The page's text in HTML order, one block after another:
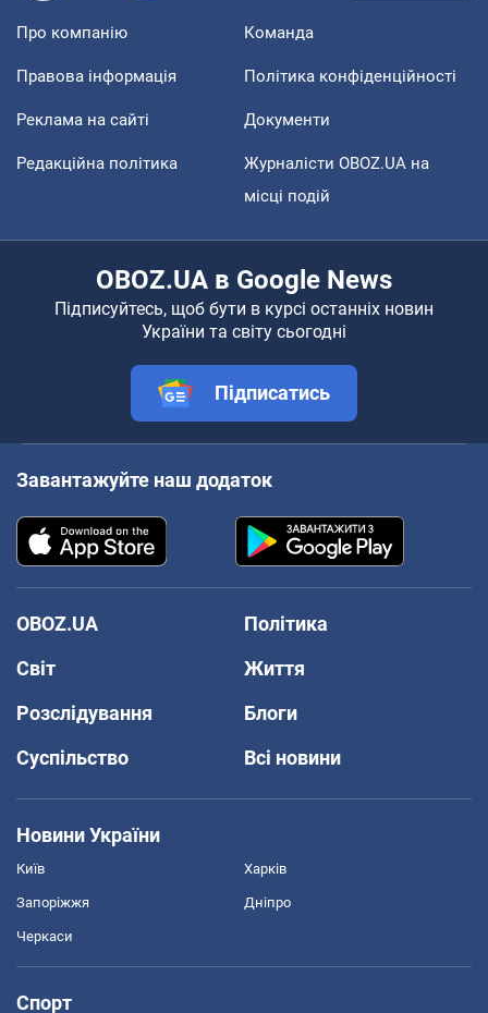
Про компанію Команда
Правова інформація Політика конфіденційності
Реклама на сайті Документи
Редакційна політика
Журналісти OBOZ.UA на
місці подій
OBOZ.UA в Google News
Підписуйтесь, щоб бути в курсі останніх новин
України та світу сьогодні
Підписатись
Завантажуйте наш додаток
OBOZ.UA
Політика
Світ
Життя
Розслідування
Блоги
Суспільство
Всі новини
Новини України
Київ Харків
Запоріжжя Дніпро
Черкаси
Спорт